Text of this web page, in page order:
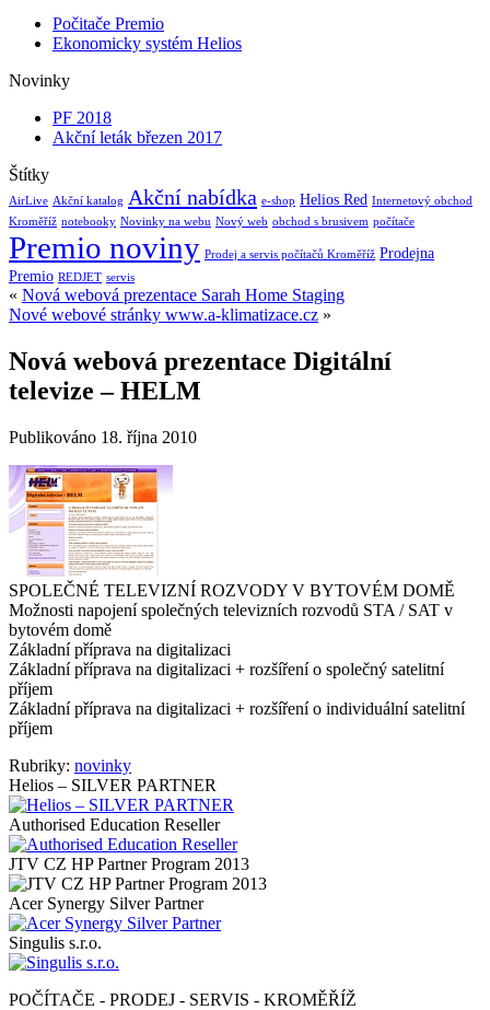
Počitače Premio
Ekonomicky systém Helios
Novinky
PF 2018
Akční leták březen 2017
Štítky
AirLive Akční katalog Akční nabídka e-shop Helios Red Internetový obchod
Kroměříž notebooky Novinky na webu Nový web obchod s brusivem počítače
Premio noviny Prodej a servis počítačů Kroměříž Prodejna
Premio REDJET servis
« Nová webová prezentace Sarah Home Staging
Nové webové stránky www.a-klimatizace.cz »
Nová webová prezentace Digitální
televize – HELM
Publikováno 18. října 2010
SPOLEČNÉ TELEVIZNÍ ROZVODY V BYTOVÉM DOMĚ
Možnosti napojení společných televizních rozvodů STA / SAT v
bytovém domě
Základní příprava na digitalizaci
Základní příprava na digitalizaci + rozšíření o společný satelitní
příjem
Základní příprava na digitalizaci + rozšíření o individuální satelitní
příjem
Rubriky: novinky
Helios – SILVER PARTNER
Authorised Education Reseller
JTV CZ HP Partner Program 2013
Acer Synergy Silver Partner
Singulis s.r.o.
POČÍTAČE - PRODEJ - SERVIS - KROMĚŘÍŽ